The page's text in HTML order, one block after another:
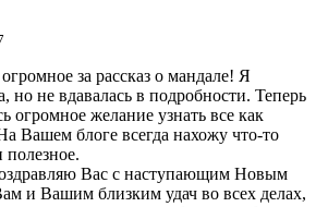
за рассказ о мандале! Я
но не вдавалась в подробности. Теперь
огромное желание узнать все как
Вашем блоге всегда нахожу что-то
полезное.
Вас с наступающим Новым
и Вашим близким удач во всех делах,